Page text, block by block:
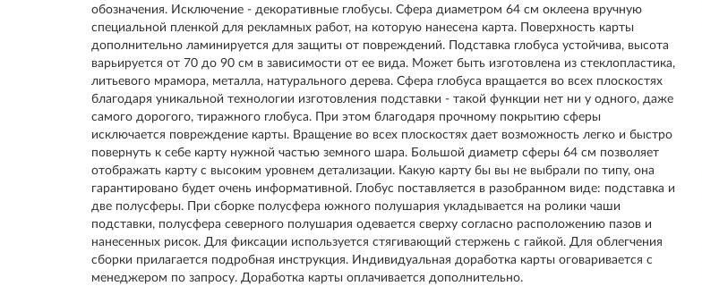
обозначения. Исключение - декоративные глобусы. Сфера диаметром 64 см оклеена вручную
специальной пленкой для рекламных работ, на которую нанесена карта. Поверхность карты
дополнительно ламинируется для защиты от повреждений. Подставка глобуса устойчива, высота
варьируется от 70 до 90 см в зависимости от ее вида. Может быть изготовлена из стеклопластика,
литьевого мрамора, металла, натурального дерева. Сфера глобуса вращается во всех плоскостях
благодаря уникальной технологии изготовления подставки - такой функции нет ни у одного, даже
самого дорогого, тиражного глобуса. При этом благодаря прочному покрытию сферы
исключается повреждение карты. Вращение во всех плоскостях дает возможность легко и быстро
повернуть к себе карту нужной частью земного шара. Большой диаметр сферы 64 см позволяет
отображать карту с высоким уровнем детализации. Какую карту бы вы не выбрали по типу, она
гарантировано будет очень информативной. Глобус поставляется в разобранном виде: подставка и
две полусферы. При сборке полусфера южного полушария укладывается на ролики чаши
подставки, полусфера северного полушария одевается сверху согласно расположению пазов и
нанесенных рисок. Для фиксации используется стягивающий стержень с гайкой. Для облегчения
сборки прилагается подробная инструкция. Индивидуальная доработка карты оговаривается с
менеджером по запросу. Доработка карты оплачивается дополнительно.